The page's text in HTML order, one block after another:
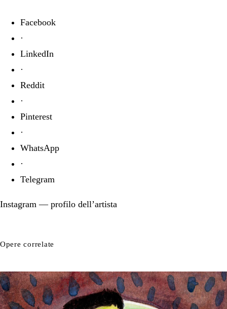
Facebook
·
LinkedIn
·
Reddit
·
Pinterest
·
WhatsApp
·
Telegram
Instagram — profilo dell’artista
Opere correlate